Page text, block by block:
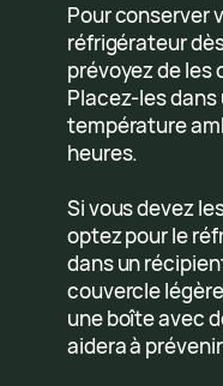
Pour conserver
réfrigérateur
prévoyez de les
Placez-les dans
température
heures.
Si vous devez
optez pour le
dans un
couvercle
une boîte avec
aidera à